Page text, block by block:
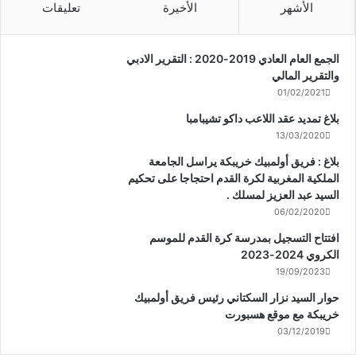
الأشهر الأخيرة تعليقات
الجمع العام العادي 2019-2020 : التقرير الادبي
والتقرير المالي
01/02/2021
بلاغ تمديد عقد اللاعب داكو تشيبامبا
13/03/2020
بلاغ : فريق أولمبيك خريبكة يراسل الجامعة
الملكية المغربية لكرة القدم احتجاجا على تحكيم
السيد عبد العزيز لمسلك .
06/02/2020
افتتاح التسجيل بمدرسة كرة القدم للموسم
الكروي 2024-2023
19/09/2023
حوار السيد نزار السكتاني رئيس فريق أولمبيك
خريبكة مع موقع هسبورت
03/12/2019